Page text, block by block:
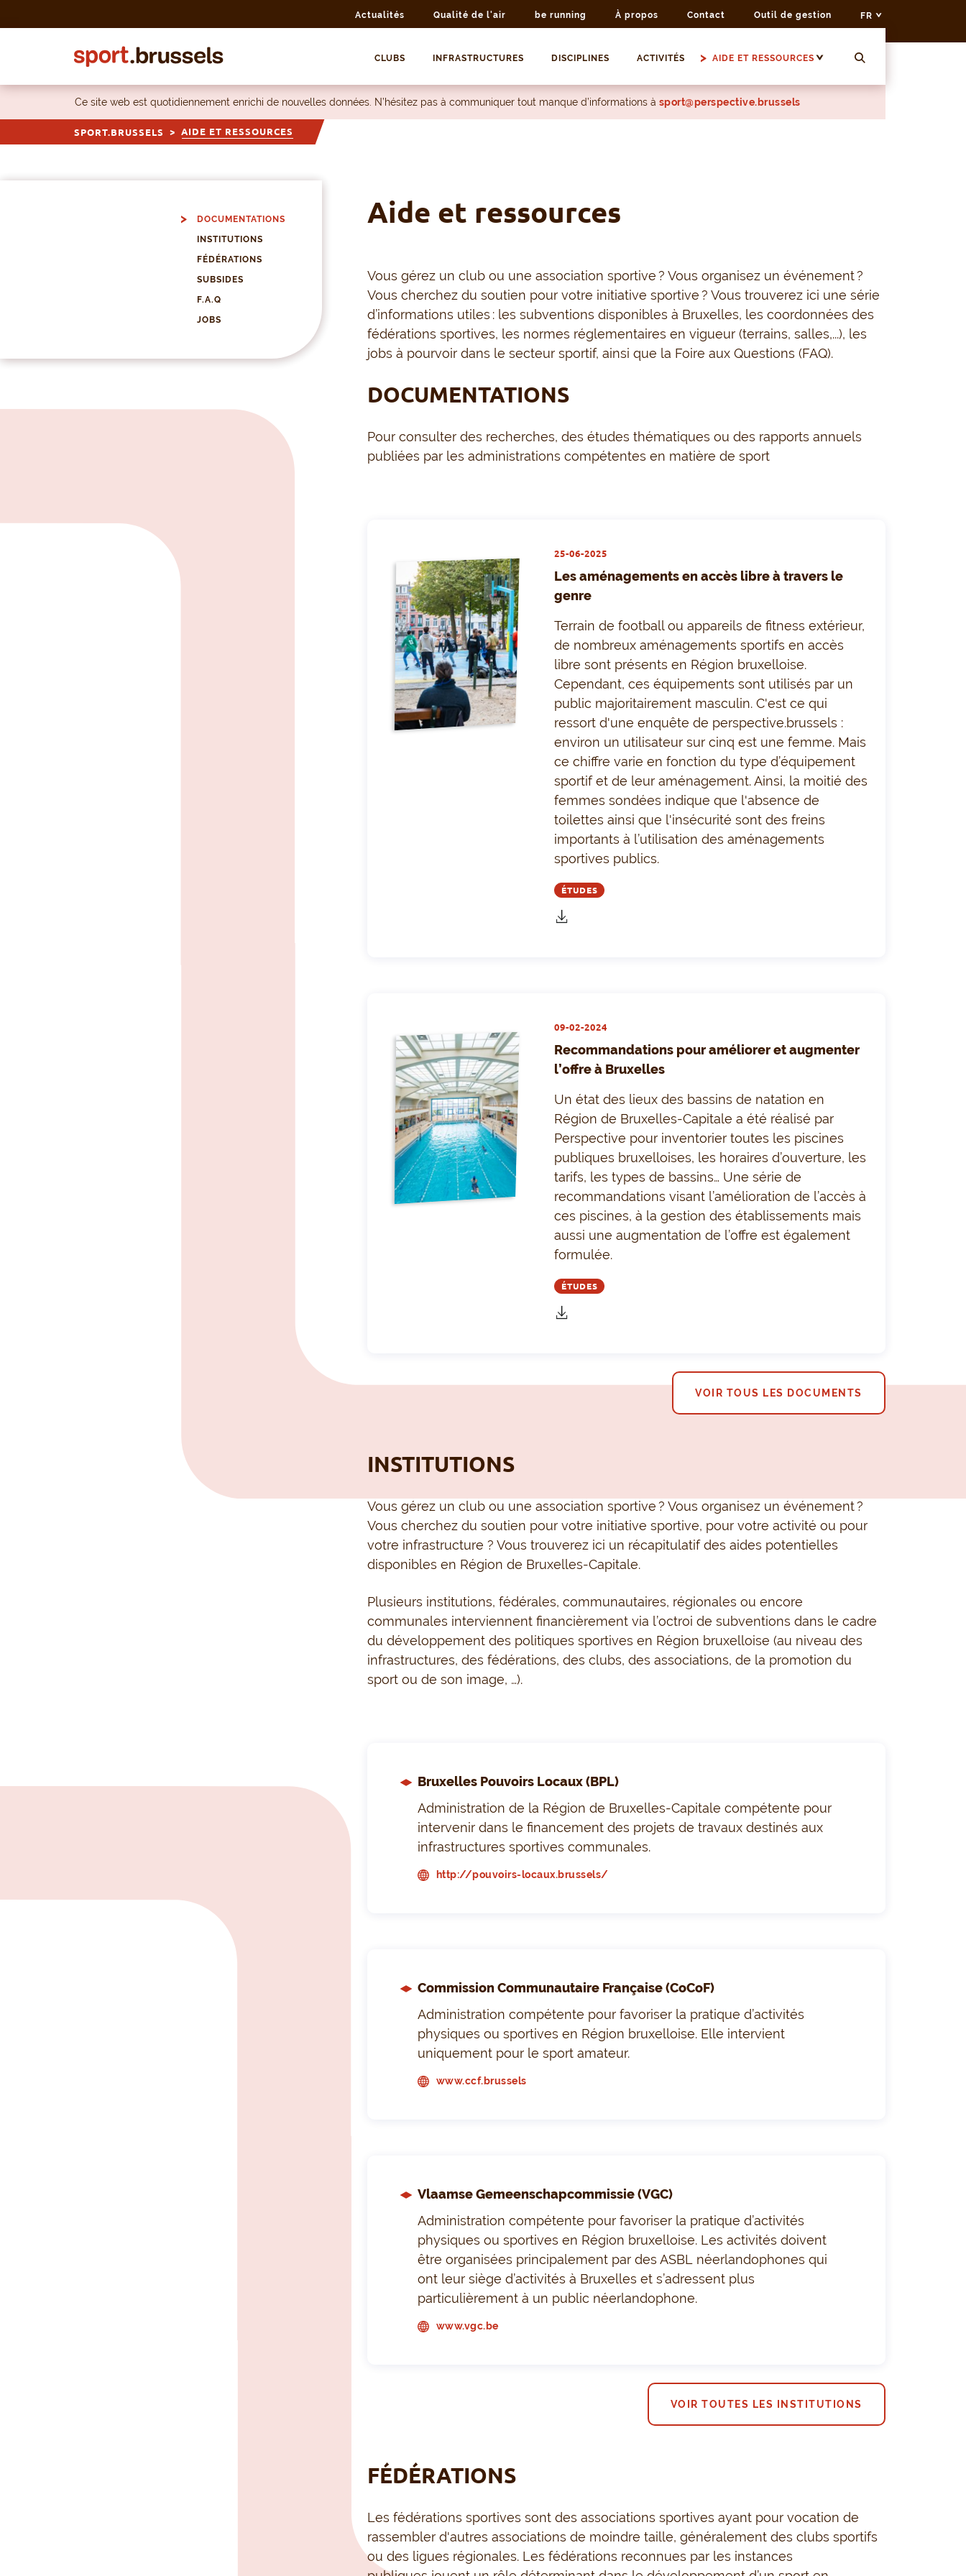
Actualités Qualité de l'air be running À propos Contact Outil de gestion FR
CLUBS INFRASTRUCTURES DISCIPLINES ACTIVITÉS AIDE ET RESSOURCES
Ce site web est quotidiennement enrichi de nouvelles données. N’hésitez pas à communiquer tout manque d’informations à sport@perspective.brussels
SPORT.BRUSSELS AIDE ET RESSOURCES
DOCUMENTATIONS
INSTITUTIONS
FÉDÉRATIONS
SUBSIDES
F.A.Q
JOBS
Aide et ressources
Vous gérez un club ou une association sportive ? Vous organisez un événement ?
Vous cherchez du soutien pour votre initiative sportive ? Vous trouverez ici une série
d’informations utiles : les subventions disponibles à Bruxelles, les coordonnées des
fédérations sportives, les normes réglementaires en vigueur (terrains, salles,...), les
jobs à pourvoir dans le secteur sportif, ainsi que la Foire aux Questions (FAQ).
DOCUMENTATIONS
Pour consulter des recherches, des études thématiques ou des rapports annuels
publiées par les administrations compétentes en matière de sport
25-06-2025
Les aménagements en accès libre à travers le
genre
Terrain de football ou appareils de fitness extérieur,
de nombreux aménagements sportifs en accès
libre sont présents en Région bruxelloise.
Cependant, ces équipements sont utilisés par un
public majoritairement masculin. C'est ce qui
ressort d'une enquête de perspective.brussels :
environ un utilisateur sur cinq est une femme. Mais
ce chiffre varie en fonction du type d’équipement
sportif et de leur aménagement. Ainsi, la moitié des
femmes sondées indique que l'absence de
toilettes ainsi que l'insécurité sont des freins
importants à l’utilisation des aménagements
sportives publics.
ÉTUDES
télécharger
09-02-2024
Recommandations pour améliorer et augmenter
l’offre à Bruxelles
Un état des lieux des bassins de natation en
Région de Bruxelles-Capitale a été réalisé par
Perspective pour inventorier toutes les piscines
publiques bruxelloises, les horaires d’ouverture, les
tarifs, les types de bassins… Une série de
recommandations visant l’amélioration de l’accès à
ces piscines, à la gestion des établissements mais
aussi une augmentation de l’offre est également
formulée.
ÉTUDES
télécharger
VOIR TOUS LES DOCUMENTS
INSTITUTIONS
Vous gérez un club ou une association sportive ? Vous organisez un événement ?
Vous cherchez du soutien pour votre initiative sportive, pour votre activité ou pour
votre infrastructure ? Vous trouverez ici un récapitulatif des aides potentielles
disponibles en Région de Bruxelles-Capitale.
Plusieurs institutions, fédérales, communautaires, régionales ou encore
communales interviennentfinancièrement via l’octroi de subventions dans le cadre
du développement des politiques sportives en Région bruxelloise (au niveau des
infrastructures, des fédérations, des clubs, des associations, de la promotion du
sport ou de son image, …).
Bruxelles Pouvoirs Locaux (BPL)
Administration de la Région de Bruxelles-Capitale compétente pour
intervenir dans le financement des projets de travaux destinés aux
infrastructures sportives communales.
http://pouvoirs-locaux.brussels/
Commission Communautaire Française (CoCoF)
Administration compétente pour favoriser la pratique d’activités
physiques ou sportives en Région bruxelloise. Elle intervient
uniquement pour le sport amateur.
www.ccf.brussels
Vlaamse Gemeenschapcommissie (VGC)
Administration compétente pour favoriser la pratique d’activités
physiques ou sportives en Région bruxelloise. Les activités doivent
être organisées principalement par des ASBL néerlandophones qui
ont leur siège d’activités à Bruxelles et s’adressent plus
particulièrement à un public néerlandophone.
www.vgc.be
VOIR TOUTES LES INSTITUTIONS
FÉDÉRATIONS
Les fédérations sportives sont des associations sportives ayant pour vocation de
rassembler d'autres associations de moindre taille, généralement des clubs sportifs
ou des ligues régionales. Les fédérations reconnues par les instances